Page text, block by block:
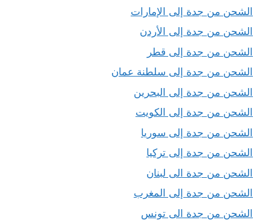
الشحن من جدة إلى الإمارات
الشحن من جدة إلى الأردن
الشحن من جدة إلى قطر
الشحن من جدة إلى سلطنة عمان
الشحن من جدة إلى البحرين
الشحن من جدة إلى الكويت
الشحن من جدة إلى سوريا
الشحن من جدة إلى تركيا
الشحن من جدة الى لبنان
الشحن من جدة إلى المغرب
الشحن من جدة الى تونس